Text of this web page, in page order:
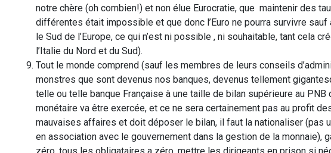
notre chère (oh combien!) et non élue Eurocratie, que maintenir des
différentes était impossible et que donc l’Euro ne pourra survivre
le Sud de l’Europe, ce qui n’est ni possible , ni souhaitable, tant cela
l’Italie du Nord et du Sud).
Tout le monde comprend (sauf les membres de leurs conseils
monstres que sont devenus nos banques, devenus tellement
telle ou telle banque Française à une taille de bilan supérieure au
monétaire va être exercée, et ce ne sera certainement pas au profit
mauvaises affaires et doit déposer le bilan, il faut la nationaliser
en association avec le gouvernement dans la gestion de la